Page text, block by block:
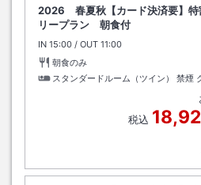
2026 春夏秋【カード決済要】
リープラン 朝食付
IN チェックイン
15:00 / OUT チェックアウト
11:00
朝食のみ
スタンダードルーム（ツイン） 禁煙
税込